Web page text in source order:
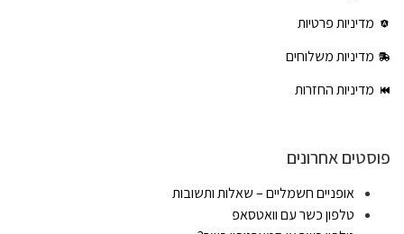
מדיניות פרטיות
מדיניות משלוחים
מדיניות החזרות
פוסטים אחרונים
אופניים חשמליים – שאלות ותשובות
טלפון כשר עם וואטסאפ